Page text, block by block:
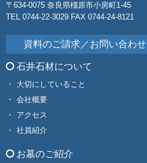
〒634-0075 奈良県橿原市小房町1-45
TEL 0744-22-3029 FAX 0744-24-8121
資料のご請求／お問い合わせ
石井石材について
大切にしていること
会社概要
アクセス
社員紹介
お墓のご紹介